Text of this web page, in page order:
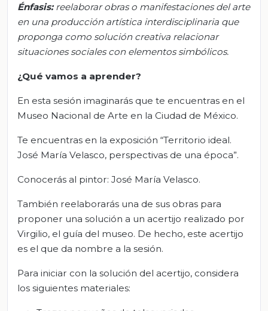
Énfasis:reelaborar obras o manifestaciones del arte
en una producción artística interdisciplinaria que
proponga como solución creativa relacionar
situaciones sociales con elementos simbólicos.
¿Qué vamos a aprender?
En esta sesión imaginarás que te encuentras en el
Museo Nacional de Arte en la Ciudad de México.
Te encuentras en la exposición “Territorio ideal.
José María Velasco, perspectivas de una época”.
Conocerás al pintor: José María Velasco.
También reelaborarás una de sus obras para
proponer una solución a un acertijo realizado por
Virgilio, el guía del museo. De hecho, este acertijo
es el que da nombre a la sesión.
Para iniciar con la solución del acertijo, considera
los siguientes materiales: